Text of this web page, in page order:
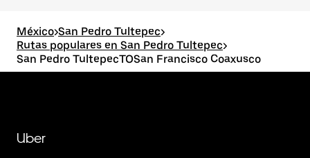
México>San Pedro Tultepec>
Rutas populares en San Pedro Tultepec>
San Pedro TultepecTOSan Francisco Coaxusco
Uber